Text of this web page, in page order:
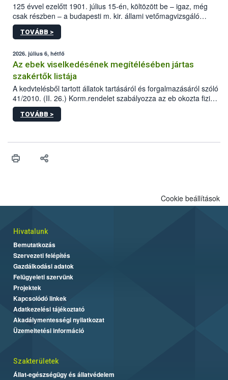
125 évvel ezelőtt 1901. július 15-én, költözött be – igaz, még
csak részben – a budapesti m. kir. állami vetőmagvizsgáló
állomás a Kis Rókus utca 15. szám alatti, Czigler Győző által
tervezett új épületébe.
TOVÁBB >
2026. július 6, hétfő
Az ebek viselkedésének megítélésében jártas
szakértők listája
A kedvtelésből tartott állatok tartásáról és forgalmazásáról szóló
41/2010. (II. 26.) Korm.rendelet szabályozza az eb okozta fizikai
sérülés, illetve ennek veszélye keletkezésekor felmerülő
hatósági feladatokat, valamint a veszélyes eb tartását és annak
TOVÁBB >
Cookie beállítások
Hivatalunk
Bemutatkozás
Szervezeti felépítés
Gazdálkodási adatok
Felügyeleti szervünk
Projektek
Kapcsolódó linkek
Adatkezelési tájékoztató
Akadálymentességi nyilatkozat
Üzemeltetési információ
Szakterületek
Állat-egészségügy és állatvédelem